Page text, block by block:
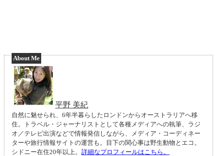
About Me
平野 美紀
自然に魅せられ、6年半暮らしたロンドンからオーストラリアへ移
住。トラベル・ジャーナリストとして各種メディアへの執筆、ラジ
オ／テレビ出演などで情報発信しながら、メディア・コーディネー
ターや旅行情報サイトの運営も。目下の関心事は野生動物とエコ。
シドニー在住20年以上。 詳細なプロフィールはこちら。